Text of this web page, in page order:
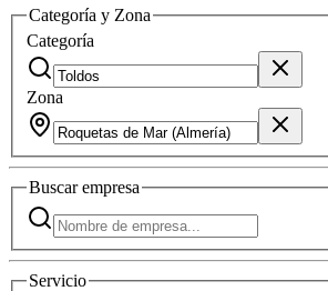
Categoría y Zona
Categoría
Zona
Buscarempresa
Servicio